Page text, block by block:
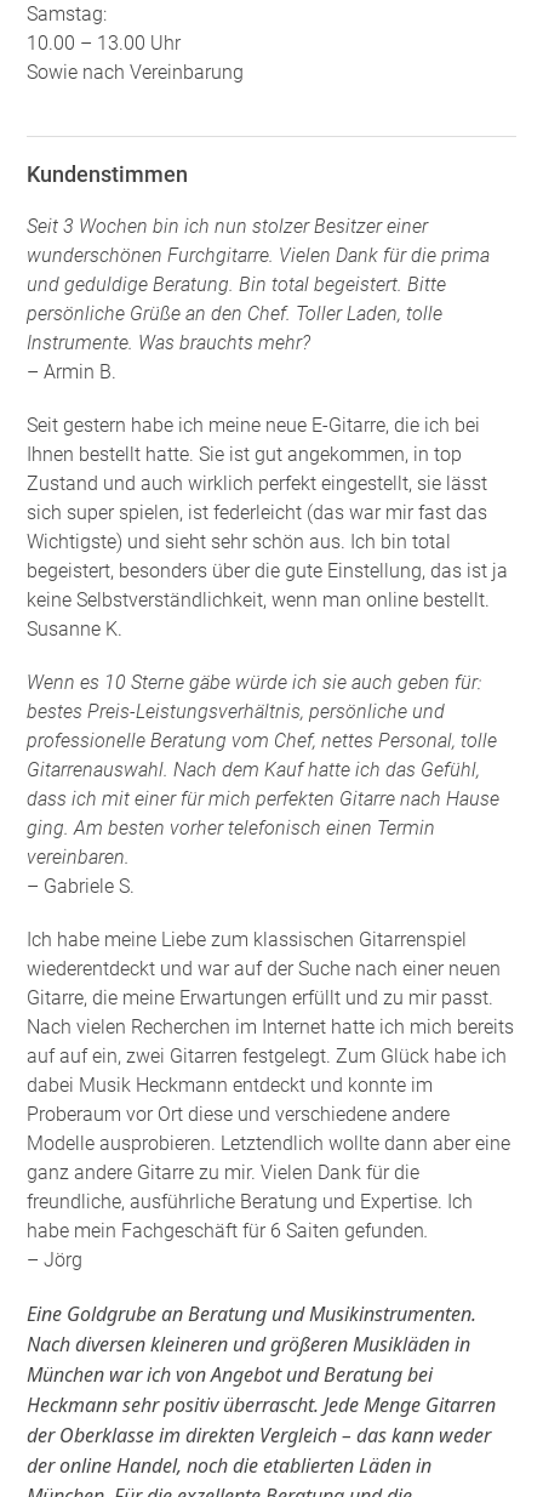
Samstag:
10.00 – 13.00 Uhr
Sowie nach Vereinbarung
Kundenstimmen
Seit 3 Wochen bin ich nun stolzer Besitzer einer
wunderschönen Furchgitarre. Vielen Dank für die prima
und geduldige Beratung. Bin total begeistert. Bitte
persönliche Grüße an den Chef. Toller Laden, tolle
Instrumente. Was brauchts mehr?
– Armin B.
Seit gestern habe ich meine neue E-Gitarre, die ich bei
Ihnen bestellt hatte. Sie ist gut angekommen, in top
Zustand und auch wirklich perfekt eingestellt, sie lässt
sich super spielen, ist federleicht (das war mir fast das
Wichtigste) und sieht sehr schön aus. Ich bin total
begeistert, besonders über die gute Einstellung, das ist ja
keine Selbstverständlichkeit, wenn man online bestellt.
Susanne K.
Wenn es 10 Sterne gäbe würde ich sie auch geben für:
bestes Preis-Leistungsverhältnis, persönliche und
professionelle Beratung vom Chef, nettes Personal, tolle
Gitarrenauswahl. Nach dem Kauf hatte ich das Gefühl,
dass ich mit einer für mich perfekten Gitarre nach Hause
ging. Am besten vorher telefonisch einen Termin
vereinbaren.
– Gabriele S.
Ich habe meine Liebe zum klassischen Gitarrenspiel
wiederentdeckt und war auf der Suche nach einer neuen
Gitarre, die meine Erwartungen erfüllt und zu mir passt.
Nach vielen Recherchen im Internet hatte ich mich bereits
auf auf ein, zwei Gitarren festgelegt. Zum Glück habe ich
dabei Musik Heckmann entdeckt und konnte im
Proberaum vor Ort diese und verschiedene andere
Modelle ausprobieren. Letztendlich wollte dann aber eine
ganz andere Gitarre zu mir. Vielen Dank für die
freundliche, ausführliche Beratung und Expertise. Ich
habe mein Fachgeschäft für 6 Saiten gefunden.
– Jörg
Eine Goldgrube an Beratung und Musikinstrumenten.
Nach diversen kleineren und größeren Musikläden in
München war ich von Angebot und Beratung bei
Heckmann sehr positiv überrascht. Jede Menge Gitarren
der Oberklasse im direkten Vergleich – das kann weder
der online Handel, noch die etablierten Läden in